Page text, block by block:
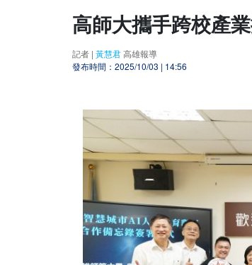
呼叫善心人士~~ 漢
高師大攜手跨校產
記者 | 黃慧君高雄報導
發布時間：2025/10/03 | 14:56